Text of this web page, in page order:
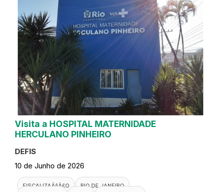
Visita a HOSPITAL MATERNIDADE
HERCULANO PINHEIRO
DEFIS
10 de Junho de 2026
FISCALIZAÃ§Ã£O
RIO DE JANEIRO